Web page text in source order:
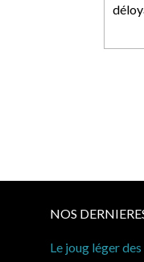
NOS
Le joug léger